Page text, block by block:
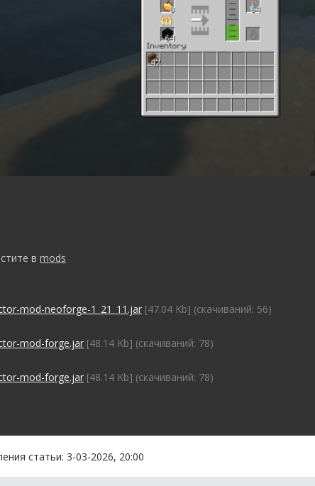
в mods
mod-neoforge-1_21_11.jar [47.04 Kb] (cкачиваний: 56)
mod-forge.jar [48.14 Kb] (cкачиваний: 78)
mod-forge.jar [48.14 Kb] (cкачиваний: 78)
статьи: 3-03-2026, 20:00